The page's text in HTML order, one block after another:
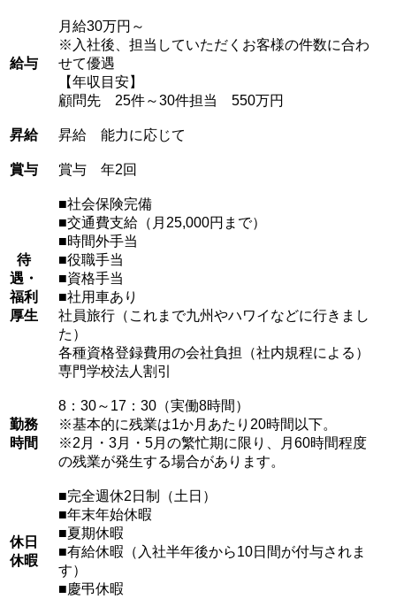
給与
月給30万円～
※入社後、担当していただくお客様の件数に合わ
せて優遇
【年収目安】
顧問先　25件～30件担当　550万円
昇給 昇給　能力に応じて
賞与 賞与　年2回
待
遇・
福利
厚生
■社会保険完備
■交通費支給（月25,000円まで）
■時間外手当
■役職手当
■資格手当
■社用車あり
社員旅行（これまで九州やハワイなどに行きまし
た）
各種資格登録費用の会社負担（社内規程による）
専門学校法人割引
勤務
時間
8：30～17：30（実働8時間）
※基本的に残業は1か月あたり20時間以下。
※2月・3月・5月の繁忙期に限り、月60時間程度
の残業が発生する場合があります。
休日
休暇
■完全週休2日制（土日）
■年末年始休暇
■夏期休暇
■有給休暇（入社半年後から10日間が付与されま
す）
■慶弔休暇